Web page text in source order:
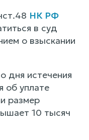
НК РФ
в суд
о взыскании
дня истечения
об уплате
размер
10 тысяч